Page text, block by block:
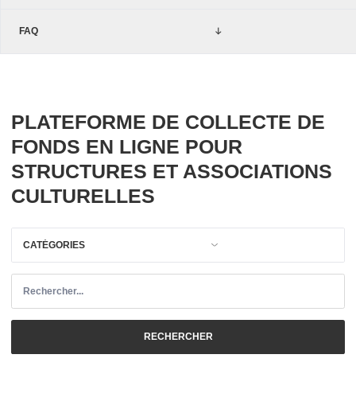
FAQ
PLATEFORME DE COLLECTE DE
FONDS EN LIGNE POUR
STRUCTURES ET ASSOCIATIONS
CULTURELLES
RECHERCHER